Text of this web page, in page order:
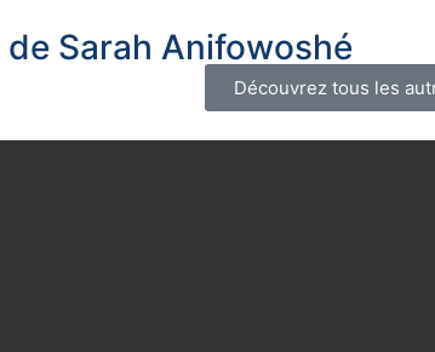
Sarah Anifowoshé
Découvrez tous les